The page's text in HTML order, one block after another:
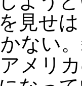
見せ
ない
メリ